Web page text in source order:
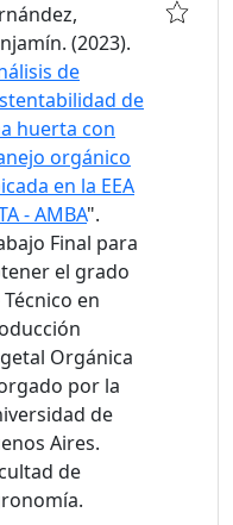
(2023).
de
de
huerta con
orgánico
en la EEA
- AMBA".
Final para
el grado
en
Orgánica
por la
de
Aires.
de